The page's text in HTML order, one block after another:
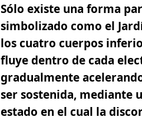
Sólo existe una forma
simbolizado como el
los cuatro cuerpos
fluye dentro de cada
gradualmente
ser sostenida, mediante
estado en el cual la